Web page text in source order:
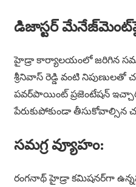
డిజాస్టర్ మేనేజ్‌మెంట్‌పై
హైడ్రా కార్యాలయంలో జరిగిన
శ్రీనివాస్ రెడ్డి వంటి
పవర్‌పాయింట్ ప్రజెంటేషన్
పేరుకుపోకుండా తీసుకోవాల్సిన
సమగ్ర వ్యూహం:
రంగనాథ్ హైడ్రా కమిషనర్‌గా